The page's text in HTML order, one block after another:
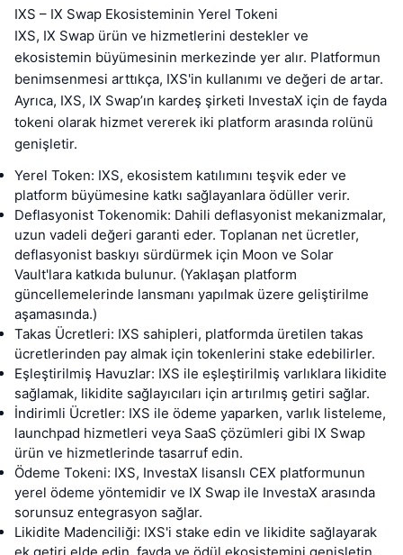
IXS – IX Swap Ekosisteminin Yerel Tokeni
IXS, IX Swap ürün ve hizmetlerini destekler ve
ekosistemin büyümesinin merkezinde yer alır. Platformun
benimsenmesi arttıkça, IXS'in kullanımı ve değeri de artar.
Ayrıca, IXS, IX Swap’ın kardeş şirketi InvestaX için de fayda
tokeni olarak hizmet vererek iki platform arasında rolünü
genişletir.
Yerel Token: IXS, ekosistem katılımını teşvik eder ve
platform büyümesine katkı sağlayanlara ödüller verir.
Deflasyonist Tokenomik: Dahili deflasyonist mekanizmalar,
uzun vadeli değeri garanti eder. Toplanan net ücretler,
deflasyonist baskıyı sürdürmek için Moon ve Solar
Vault'lara katkıda bulunur. (Yaklaşan platform
güncellemelerinde lansmanı yapılmak üzere geliştirilme
aşamasında.)
Takas Ücretleri: IXS sahipleri, platformda üretilen takas
ücretlerinden pay almak için tokenlerini stake edebilirler.
Eşleştirilmiş Havuzlar: IXS ile eşleştirilmiş varlıklara likidite
sağlamak, likidite sağlayıcıları için artırılmış getiri sağlar.
İndirimli Ücretler: IXS ile ödeme yaparken, varlık listeleme,
launchpad hizmetleri veya SaaS çözümleri gibi IX Swap
ürün ve hizmetlerinde tasarruf edin.
Ödeme Tokeni: IXS, InvestaX lisanslı CEX platformunun
yerel ödeme yöntemidir ve IX Swap ile InvestaX arasında
sorunsuz entegrasyon sağlar.
Likidite Madenciliği: IXS'i stake edin ve likidite sağlayarak